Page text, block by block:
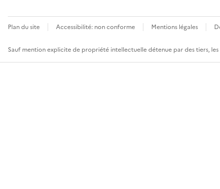
Plan du site Accessibilité: non conforme Mentions légales
Sauf mention explicite de propriété intellectuelle détenue par des tiers,